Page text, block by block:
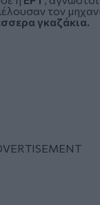
τον
γκαζάκια.